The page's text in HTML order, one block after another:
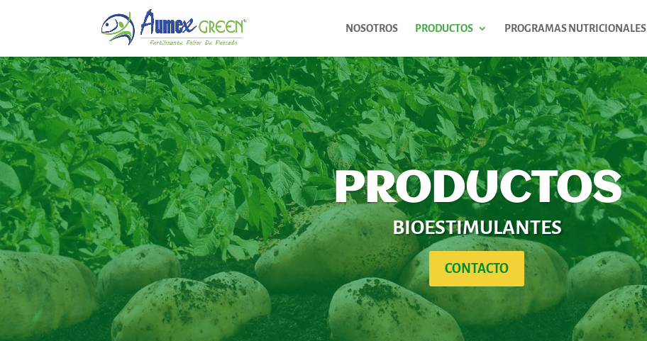
NOSOTROS PRODUCTOS PROGRAMAS NUTRICIONALES
PRODUCTOS
BIOESTIMULANTES
CONTACTO